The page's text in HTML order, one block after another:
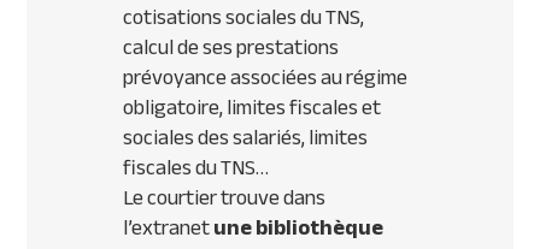
cotisations sociales duTNS,
calcul de ses prestations
prévoyance associées au régime
obligatoire, limites fiscales et
sociales des salariés, limites
fiscales duTNS…
Le courtier trouve dans
l’extranetune bibliothèque